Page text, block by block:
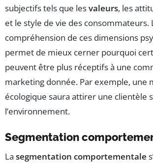
subjectifs tels que lesvaleurs, les
et le style de vie des consommateurs.
compréhension de ces dimensions
permet de mieux cerner pourquoi
peuvent être plus réceptifs à une
marketing donnée. Par exemple, une
écologique saura attirer une clientèle
l’environnement.
Segmentation
La segmentation comportementale